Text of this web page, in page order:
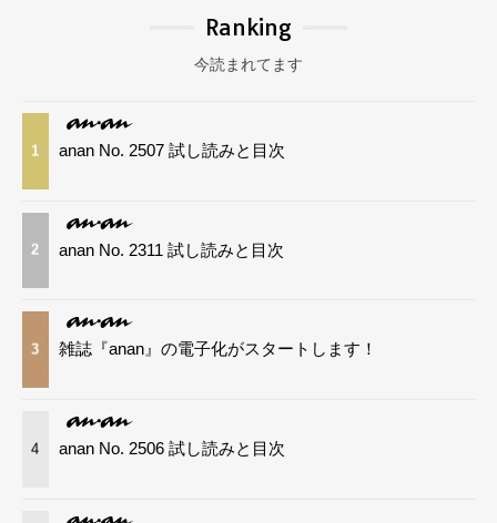
Ranking
今読まれてます
1 anan No. 2507 試し読みと目次
2 anan No. 2311 試し読みと目次
3 雑誌『anan』の電子化がスタートします！
4 anan No. 2506 試し読みと目次